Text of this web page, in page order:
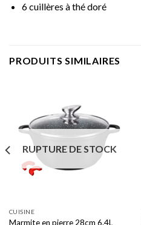
6 cuillères à thé doré
PRODUITS SIMILAIRES
RUPTURE DE STOCK
CUISINE
Marmite en pierre 28cm 6.4L